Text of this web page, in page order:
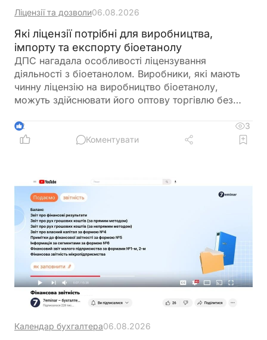
Ліцензії та дозволи06.08.2026
Які ліцензії потрібні для виробництва,
імпорту та експорту біоетанолу
ДПС нагадала особливості ліцензування
діяльності з біоетанолом. Виробники, які мають
чинну ліцензію на виробництво біоетанолу,
можуть здійснювати його оптову торгівлю без
імпорту, експорту та інших операцій із
біоетанолом закон встановлює окремі вимоги, а
2
3
Коментувати
Календар бухгалтера06.08.2026